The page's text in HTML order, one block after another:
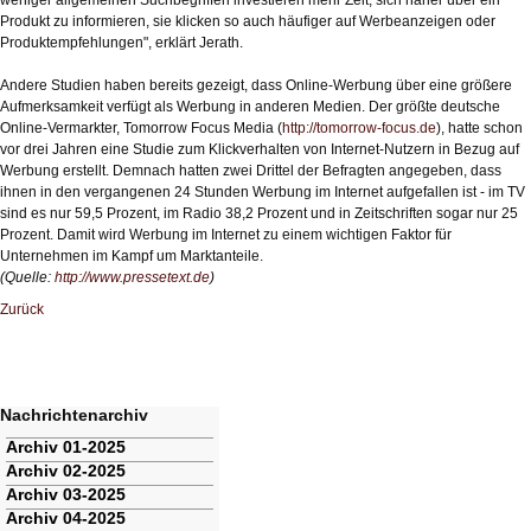
Produkt zu informieren, sie klicken so auch häufiger auf Werbeanzeigen oder
Produktempfehlungen", erklärt Jerath.
Andere Studien haben bereits gezeigt, dass Online-Werbung über eine größere
Aufmerksamkeit verfügt als Werbung in anderen Medien. Der größte deutsche
Online-Vermarkter, Tomorrow Focus Media (http://tomorrow-focus.de), hatte schon
vor drei Jahren eine Studie zum Klickverhalten von Internet-Nutzern in Bezug auf
Werbung erstellt. Demnach hatten zwei Drittel der Befragten angegeben, dass
ihnen in den vergangenen 24 Stunden Werbung im Internet aufgefallen ist - im TV
sind es nur 59,5 Prozent, im Radio 38,2 Prozent und in Zeitschriften sogar nur 25
Prozent. Damit wird Werbung im Internet zu einem wichtigen Faktor für
Unternehmen im Kampf um Marktanteile.
(Quelle: http://www.pressetext.de)
Zurück
Nachrichtenarchiv
Navigation
überspringen
Archiv 01-2025
Archiv 02-2025
Archiv 03-2025
Archiv 04-2025